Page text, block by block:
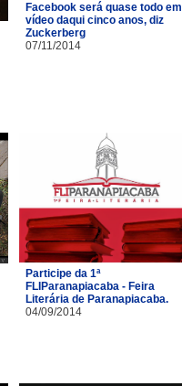
Facebook será quase todo em
vídeo daqui cinco anos, diz
Zuckerberg
07/11/2014
Participe da 1ª
FLIParanapiacaba - Feira
Literária de Paranapiacaba.
04/09/2014